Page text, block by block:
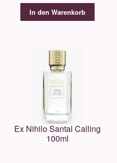
In den Warenkorb
Ex Nihilo Santal Calling
100ml